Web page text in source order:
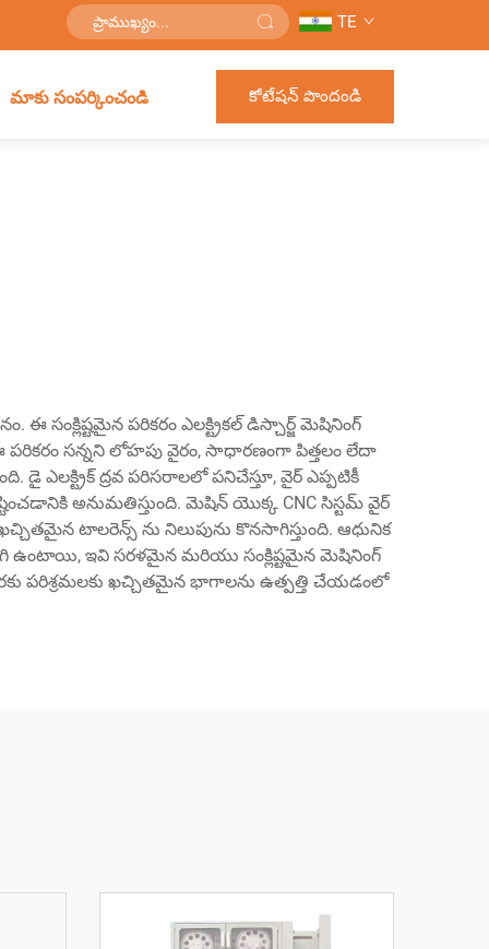
TE
మాకు సంపర్కించండి కోటేషన్ పొందండి
పరికరం ఎలక్ట్రికల్ డిస్చార్జ్ మెషినింగ్
సన్నని లోహపు వైరం, సాధారణంగా పిత్తలం లేదా
డై ఎలక్ట్రిక్ ద్రవ పరిసరాలలో పనిచేస్తూ, వైర్ ఎప్పటికీ
అనుమతిస్తుంది. మెషిన్ యొక్క CNC సిస్టమ్ వైర్
టాలరెన్స్ ను నిలుపును కొనసాగిస్తుంది. ఆధునిక
కలిగి ఉంటాయి, ఇవి సరళమైన మరియు సంక్లిష్టమైన మెషినింగ్
పరిశ్రమలకు ఖచ్చితమైన భాగాలను ఉత్పత్తి చేయడంలో